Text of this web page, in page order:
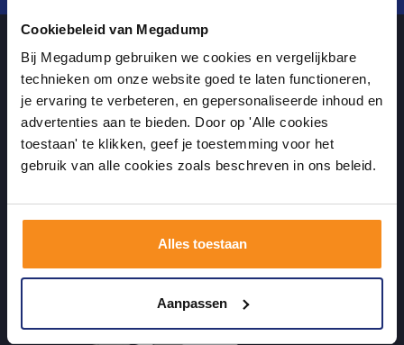
Cookiebeleid van Megadump
Bij Megadump gebruiken we cookies en vergelijkbare
technieken om onze website goed te laten functioneren,
je ervaring te verbeteren, en gepersonaliseerde inhoud en
advertenties aan te bieden. Door op 'Alle cookies
toestaan' te klikken, geef je toestemming voor het
gebruik van alle cookies zoals beschreven in ons beleid.
Alles toestaan
Aanpassen
Over ons
uw sanitairwinkel in Dalen waar u niet alleen in onze showroom
terecht kunt voor badkamertegels en sanitair, maar ook via de